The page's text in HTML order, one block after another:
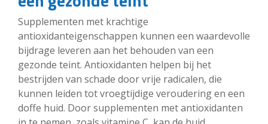
Supplementen met krachtige
antioxidanteigenschappen kunnen een waardevolle
bijdrage leveren aan het behouden van een
gezonde teint. Antioxidanten helpen bij het
bestrijden van schade door vrije radicalen, die
kunnen leiden tot vroegtijdige veroudering en een
doffe huid. Door supplementen met antioxidanten